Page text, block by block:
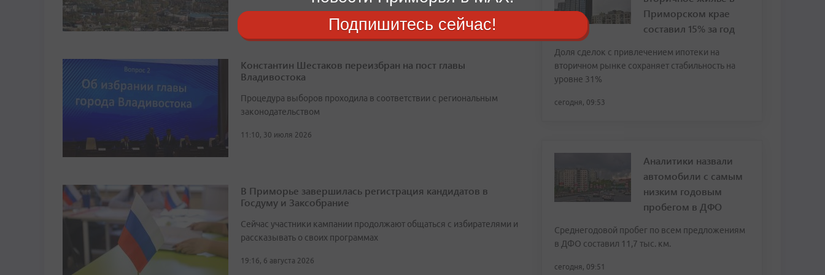
Константин Шестаков переизбран на пост главы
Владивостока
Процедура выборов проходила в соответствии с региональным
законодательством
11:10, 30 июля 2026
В Приморье завершилась регистрация кандидатов в
Госдуму и Заксобрание
Сейчас участники кампании продолжают общаться с избирателями и
рассказывать о своих программах
19:16, 6 августа 2026
Приморском крае
составил 15% за год
Доля сделок с привлечением ипотеки на
вторичном рынке сохраняет стабильность на
уровне 31%
сегодня, 09:53
Аналитики назвали
автомобили с самым
низким годовым
пробегом в ДФО
Среднегодовой пробег по всем предложениям
в ДФО составил 11,7 тыс. км.
сегодня, 09:51
Подпишитесь сейчас!